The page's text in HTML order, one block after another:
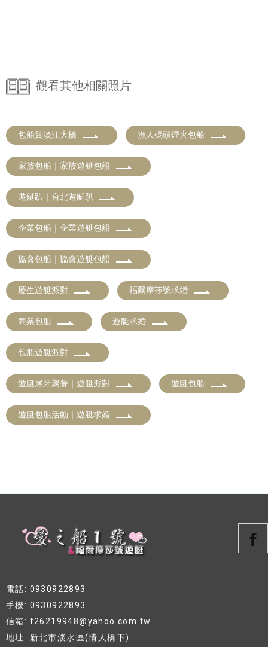
觀看其他相關照片
包船賞淡江大橋 漁人碼頭煙火包船
家族包船｜家族遊艇包船
遊艇趴｜台北遊艇趴
企業包船｜企業遊艇包船
協會包船｜協會遊艇包船
慶生遊艇派對 福爾摩莎號求婚
商業包船 遊艇求婚
包船遊艇派對
遊艇尾牙聚餐｜遊艇派對 遊艇包船
遊艇包船活動｜遊艇求婚
電話: 0930922893
手機: 0930922893
信箱: f26219948@yahoo.com.tw
地址: 新北市淡水區(情人橋下)